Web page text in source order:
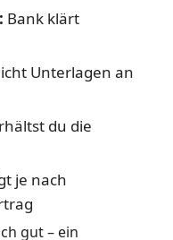
Bank klärt
Unterlagen an
du die
je nach
gut – ein